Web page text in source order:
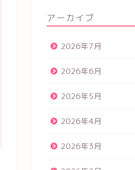
アーカイブ
2026年7月
2026年6月
2026年5月
2026年4月
2026年3月